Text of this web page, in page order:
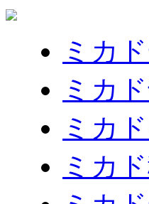
ミカ
ミカ
ミカ
ミカ